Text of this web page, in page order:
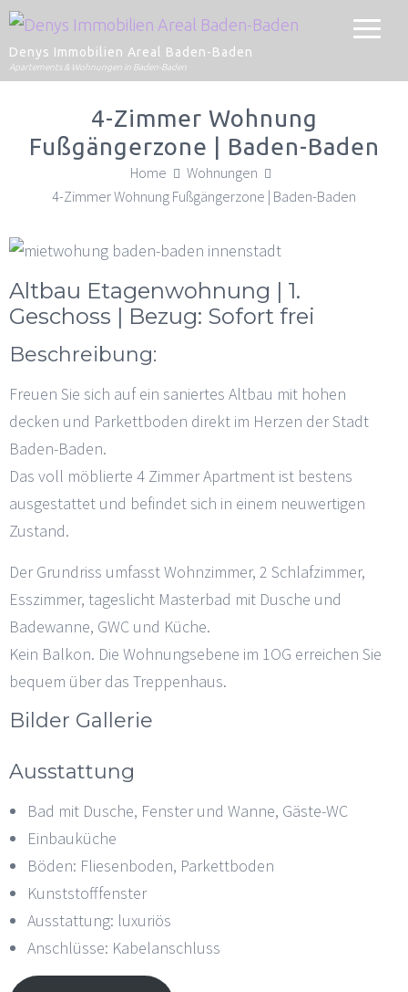
Denys Immobilien Areal Baden-Baden
Apartements & Wohnungen in Baden-Baden
4-Zimmer Wohnung
Fußgängerzone | Baden-Baden
Home
Wohnungen
4-Zimmer Wohnung Fußgängerzone | Baden-Baden
Altbau Etagenwohnung | 1.
Geschoss | Bezug: Sofort frei
Beschreibung:
Freuen Sie sich auf ein saniertes Altbau mit hohen
decken und Parkettboden direkt im Herzen der Stadt
Baden-Baden.
Das voll möblierte 4 Zimmer Apartment ist bestens
ausgestattet und befindet sich in einem neuwertigen
Zustand.
Der Grundriss umfasst Wohnzimmer, 2 Schlafzimmer,
Esszimmer, tageslicht Masterbad mit Dusche und
Badewanne, GWC und Küche.
Kein Balkon. Die Wohnungsebene im 1OG erreichen Sie
bequem über das Treppenhaus.
Bilder Gallerie
Ausstattung
Bad mit Dusche, Fenster und Wanne, Gäste-WC
Einbauküche
Böden: Fliesenboden, Parkettboden
Kunststofffenster
Ausstattung: luxuriös
Anschlüsse: Kabelanschluss